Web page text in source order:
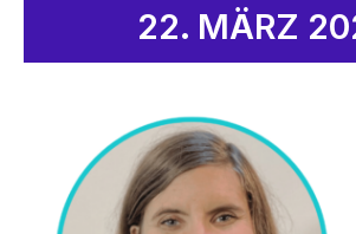
22. MÄRZ